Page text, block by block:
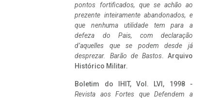
pontos fortificados, que se achão ao
prezente inteiramente abandonados, e
que nenhuma utilidade tem para a
defeza do Pais, com declaração
d’aquelles que se podem desde já
desprezar. Barão de Bastos. Arquivo
Histórico Militar.
Boletim do IHIT, Vol. LVI, 1998 -
Revista aos Fortes que Defendem a